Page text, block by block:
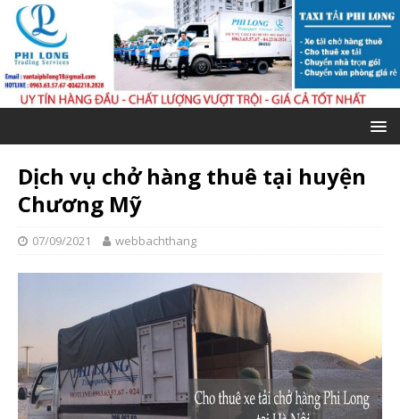
Dịch vụ chở hàng thuê tại huyện
Chương Mỹ
07/09/2021 webbachthang